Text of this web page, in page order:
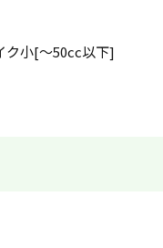
ク小[〜50cc以下]